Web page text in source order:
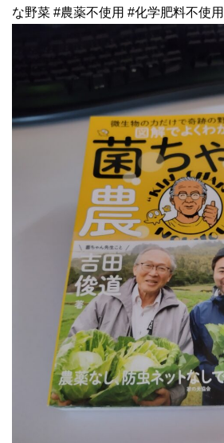
な野菜 #農薬不使用 #化学肥料不使用